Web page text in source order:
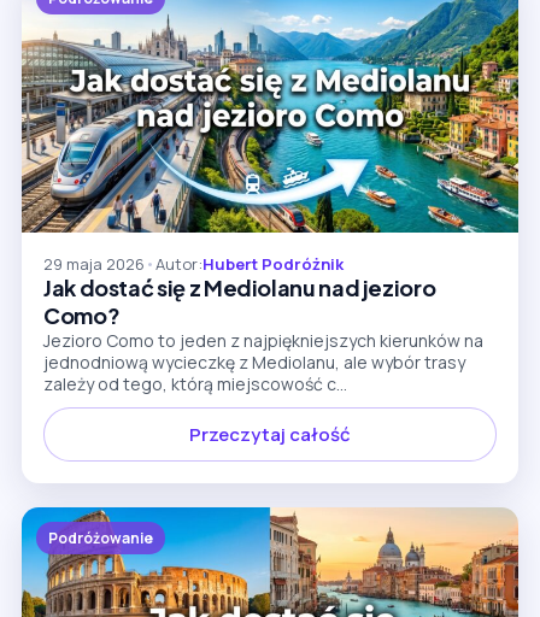
29 maja 2026 •Autor:Hubert Podróżnik
Jak dostać się z Mediolanu nad jezioro
Como?
Jezioro Como to jeden z najpiękniejszych kierunków na
jednodniową wycieczkę z Mediolanu, ale wybór trasy
zależy od tego, którą miejscowość c...
Przeczytaj całość
Podróżowanie